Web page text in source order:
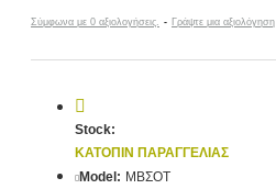
Σύμφωνα με 0 αξιολογήσεις. - Γράψτε μια αξιολόγηση
Stock:
ΚΑΤΌΠΙΝ ΠΑΡΑΓΓΕΛΊΑΣ
Model: ΜΒΣΟΤ